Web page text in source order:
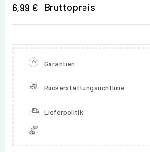
6,99 € Bruttopreis
Garantien
Rückerstattungsrichtlinie
Lieferpolitik